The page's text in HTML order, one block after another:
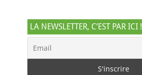
LA NEWSLETTER, C’EST PAR ICI !